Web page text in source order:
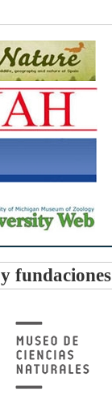
fundaciones